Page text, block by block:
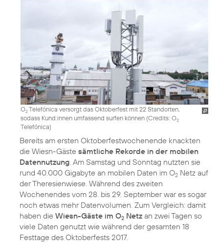
O2Telefónica versorgt das Oktoberfest mit 22 Standorten,
sodass Kund:innen umfassend surfen können (Credits: O2
Telefónica)
Bereits am ersten Oktoberfestwochenende knackten
die Wiesn-Gäste sämtliche Rekorde in der mobilen
Datennutzung. Am Samstag und Sonntag nutzten sie
rund 40.000 Gigabyte an mobilen Daten im O2 Netz auf
der Theresienwiese. Während des zweiten
Wochenendes vom 28. bis 29. September war es sogar
noch etwas mehr Datenvolumen. Zum Vergleich: damit
haben die Wiesn-Gäste im O2 Netz an zwei Tagen so
viele Daten genutzt wie während der gesamten 18
Festtage des Oktoberfests 2017.